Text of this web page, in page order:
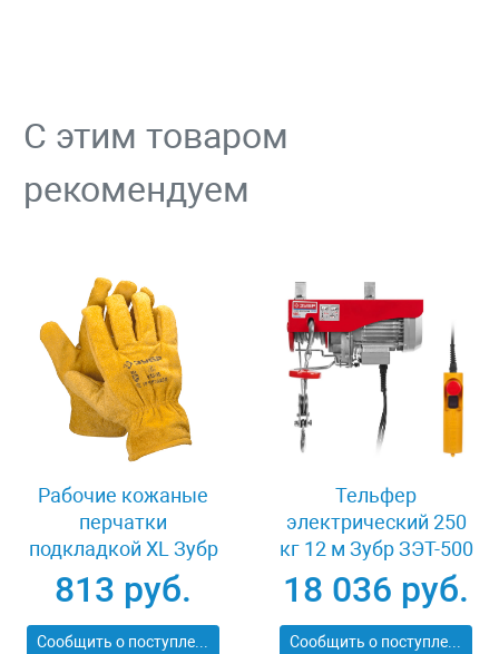
С этим товаром
рекомендуем
Рабочие кожаные
перчатки
подкладкой XL Зубр
МАСТЕР 1135-XL
813 руб.
Сообщить о поступлении
Тельфер
электрический 250
кг 12 м Зубр ЗЭТ-500
18 036 руб.
Сообщить о поступлении